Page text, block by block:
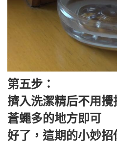
第五步：
擠入洗潔精后不用
蒼蠅多的地方即可
好了，這期的小妙招